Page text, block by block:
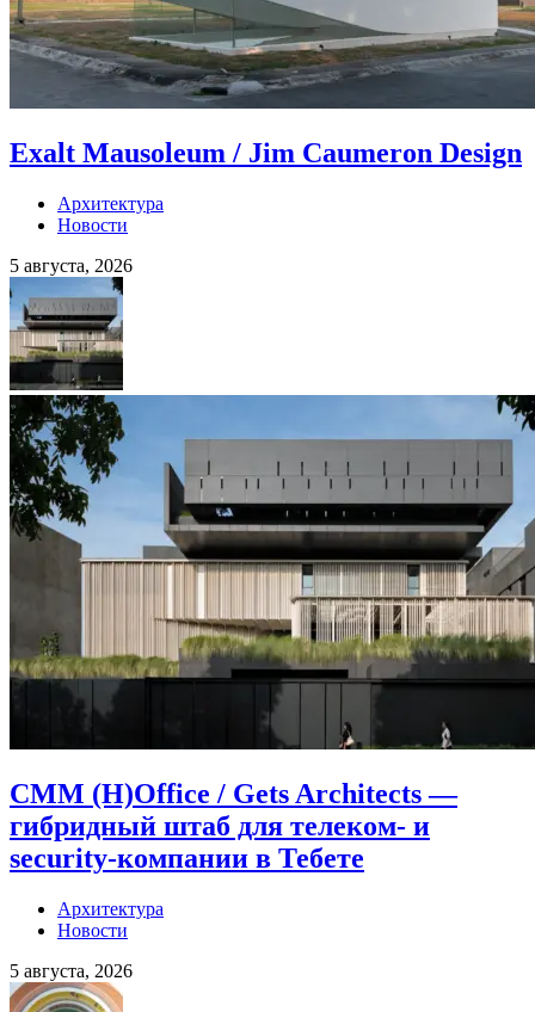
Exalt Mausoleum / Jim Caumeron Design
Архитектура
Новости
5 августа, 2026
CMM (H)Office / Gets Architects —
гибридный штаб для телеком- и
security-компании в Тебете
Архитектура
Новости
5 августа, 2026